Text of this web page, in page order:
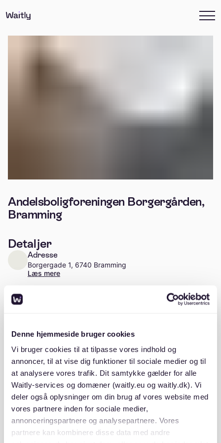
Denne hjemmeside bruger cookies
Vi bruger cookies til at tilpasse vores indhold og
annoncer, til at vise dig funktioner til sociale medier og til
at analysere vores trafik. Dit samtykke gælder for alle
Waitly-services og domæner (waitly.eu og waitly.dk). Vi
deler også oplysninger om din brug af vores website med
vores partnere inden for sociale medier,
annonceringspartnere og analysepartnere. Vores
partnere kan kombinere disse data med andre
Andelsboligforeningen Borgergården,
Bramming
Detaljer
Adresse
Borgergade 1, 6740 Bramming
Læs mere
Stiftelsesår
Beskrivelse